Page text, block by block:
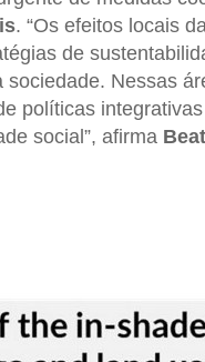
. “Os efeitos locais
de
Nessas
políticas
social”, afirma